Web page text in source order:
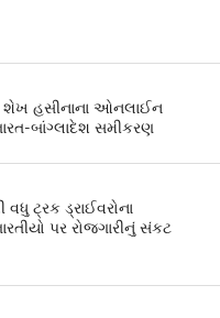
શેખ હસીનાના ઓનલાઈન
બાંગ્લાદેશ સમીકરણ
ટ્રક ડ્રાઈવરોના
પર રોજગારીનું સંકટ